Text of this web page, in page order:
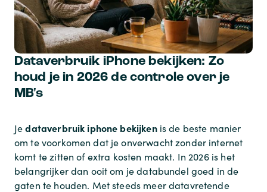
Dataverbruik iPhone bekijken: Zo
houd je in 2026 de controle over je
MB's
Jedataverbruik iphone bekijkenis de beste manier
om te voorkomen dat je onverwacht zonder internet
komt te zitten of extra kosten maakt. In 2026 is het
belangrijker dan ooit om je databundel goed in de
gaten te houden. Met steeds meer datavretende